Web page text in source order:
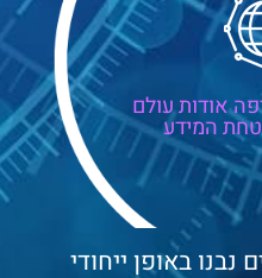
אודות עולם
המידע
באופן ייחודי